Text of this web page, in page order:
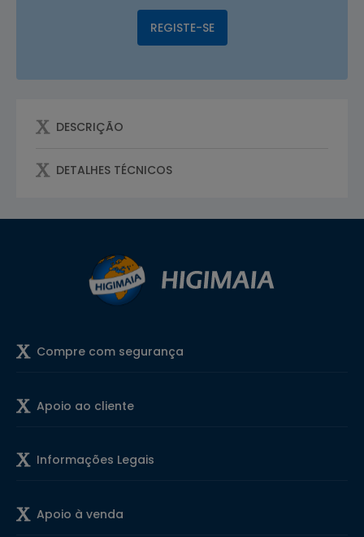
REGISTE-SE
DESCRIÇÃO
DETALHES TÉCNICOS
Compre com segurança
Apoio ao cliente
Informações Legais
Apoio à venda